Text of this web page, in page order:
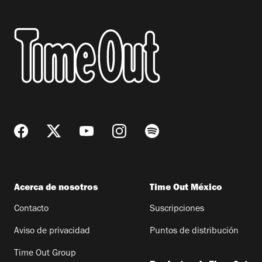
Acerca de nosotros
Contacto
Aviso de privacidad
Time Out Group
Time Out México
Suscripciones
Puntos de distribución